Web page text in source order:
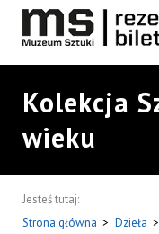
Kolekcja
wieku
Jesteś tutaj:
Strona główna > Dzieła >